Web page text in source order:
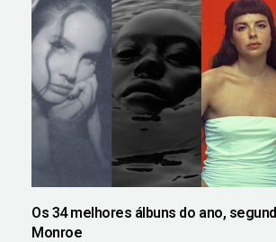
Os 34 melhores álbuns do ano,
Monroe